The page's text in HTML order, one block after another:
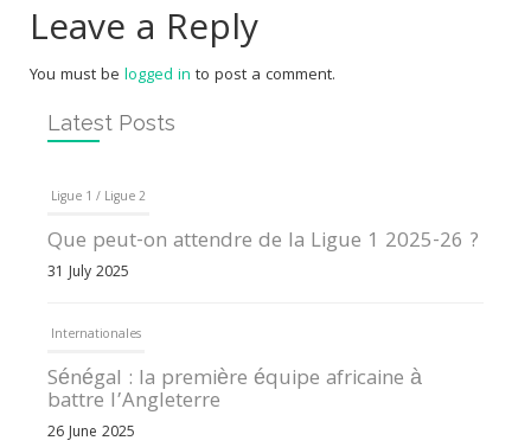
Leave a Reply
You must be logged in to post a comment.
Latest Posts
Ligue 1 / Ligue 2
Que peut-on attendre de la Ligue 1 2025-26 ?
31 July 2025
Internationales
Sénégal : la première équipe africaine à
battre l’Angleterre
26 June 2025